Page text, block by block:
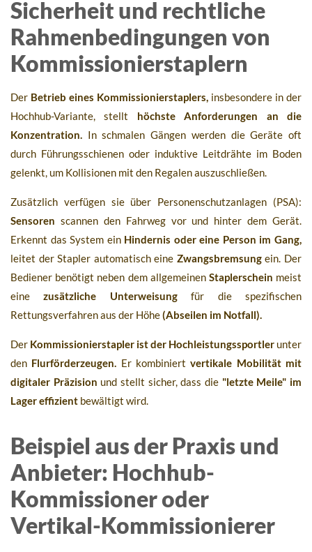
Sicherheit und rechtliche
Rahmenbedingungen von
Kommissionierstaplern
Der Betrieb eines Kommissionierstaplers, insbesondere in der
Hochhub-Variante, stellt höchste Anforderungen an die
Konzentration. In schmalen Gängen werden die Geräte oft
durch Führungsschienen oder induktive Leitdrähte im Boden
gelenkt, um Kollisionen mit den Regalen auszuschließen.
Zusätzlich verfügen sie über Personenschutzanlagen (PSA):
Sensoren scannen den Fahrweg vor und hinter dem Gerät.
Erkennt das System ein Hindernis oder eine Person im Gang,
leitet der Stapler automatisch eine Zwangsbremsungein. Der
Bediener benötigt neben dem allgemeinen Staplerschein meist
einezusätzliche Unterweisungfür die spezifischen
Rettungsverfahren aus der Höhe(Abseilen im Notfall).
Der Kommissionierstapler ist der Hochleistungssportler unter
den Flurförderzeugen. Er kombiniertvertikale Mobilität mit
digitaler Präzision und stellt sicher, dass die "letzte Meile" im
Lager effizient bewältigt wird.
Beispiel aus der Praxis und
Anbieter: Hochhub-
Kommissioner oder
Vertikal-Kommissionierer